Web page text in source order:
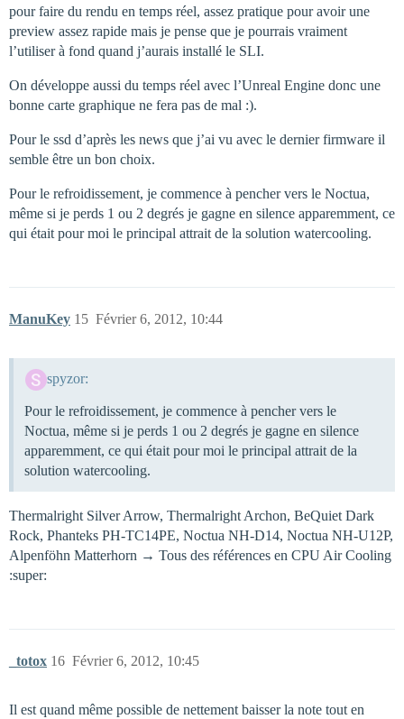
pour faire du rendu en temps réel, assez pratique pour avoir une
preview assez rapide mais je pense que je pourrais vraiment
l’utiliser à fond quand j’aurais installé le SLI.
On développe aussi du temps réel avec l’Unreal Engine donc une
bonne carte graphique ne fera pas de mal :).
Pour le ssd d’après les news que j’ai vu avec le dernier firmware il
semble être un bon choix.
Pour le refroidissement, je commence à pencher vers le Noctua,
même si je perds 1 ou 2 degrés je gagne en silence apparemment, ce
qui était pour moi le principal attrait de la solution watercooling.
ManuKey Février 6, 2012, 10:44
15
spyzor:
Pour le refroidissement, je commence à pencher vers le
Noctua, même si je perds 1 ou 2 degrés je gagne en silence
apparemment, ce qui était pour moi le principal attrait de la
solution watercooling.
Thermalright Silver Arrow, Thermalright Archon, BeQuiet Dark
Rock, Phanteks PH-TC14PE, Noctua NH-D14, Noctua NH-U12P,
Alpenföhn Matterhorn → Tous des références en CPU Air Cooling
:super:
_totox Février 6, 2012, 10:45
16
Il est quand même possible de nettement baisser la note tout en